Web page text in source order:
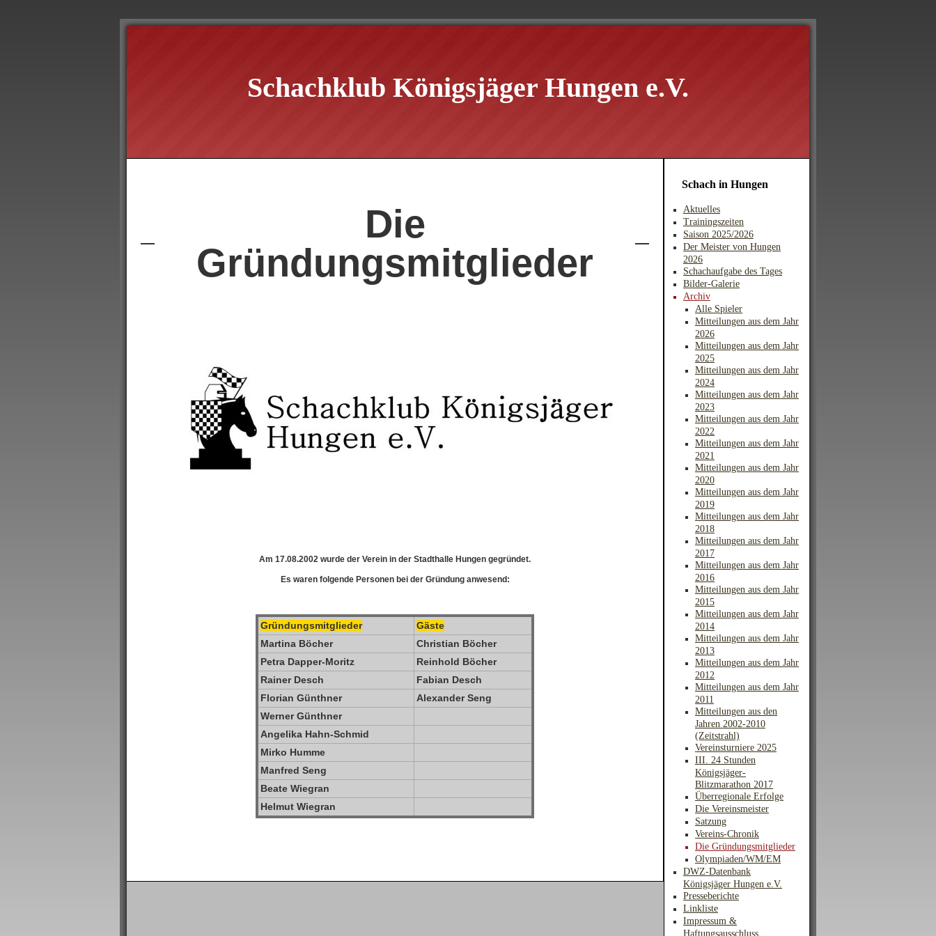
Schachklub Königsjäger Hungen e.V.
Die
Gründungsmitglieder
Am 17.08.2002 wurde der Verein in der Stadthalle Hungen gegründet.
Es waren folgende Personen bei der Gründung anwesend:
Gründungsmitglieder
Gäste
Martina Böcher
Christian Böcher
Petra Dapper-Moritz
Reinhold Böcher
Rainer Desch
Fabian Desch
Florian Günthner
Alexander Seng
Werner Günthner
Angelika Hahn-Schmid
Mirko Humme
Manfred Seng
Beate Wiegran
Helmut Wiegran
Schach in Hungen
Aktuelles
Trainingszeiten
Saison 2025/2026
Der Meister von Hungen
2026
Schachaufgabe des Tages
Bilder-Galerie
Archiv
Alle Spieler
Mitteilungen aus dem Jahr
2026
Mitteilungen aus dem Jahr
2025
Mitteilungen aus dem Jahr
2024
Mitteilungen aus dem Jahr
2023
Mitteilungen aus dem Jahr
2022
Mitteilungen aus dem Jahr
2021
Mitteilungen aus dem Jahr
2020
Mitteilungen aus dem Jahr
2019
Mitteilungen aus dem Jahr
2018
Mitteilungen aus dem Jahr
2017
Mitteilungen aus dem Jahr
2016
Mitteilungen aus dem Jahr
2015
Mitteilungen aus dem Jahr
2014
Mitteilungen aus dem Jahr
2013
Mitteilungen aus dem Jahr
2012
Mitteilungen aus dem Jahr
2011
Mitteilungen aus den
Jahren 2002-2010
(Zeitstrahl)
Vereinsturniere 2025
III. 24 Stunden
Königsjäger-
Blitzmarathon 2017
Überregionale Erfolge
Die Vereinsmeister
Satzung
Vereins-Chronik
Die Gründungsmitglieder
Olympiaden/WM/EM
DWZ-Datenbank
Königsjäger Hungen e.V.
Presseberichte
Linkliste
Impressum &
Haftungsausschluss